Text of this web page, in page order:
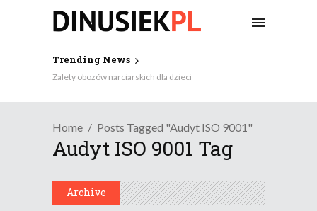
Trending News
Zalety obozów narciarskich dla dzieci
Home Posts Tagged "audyt ISO 9001"
Audyt ISO 9001 Tag
Archive